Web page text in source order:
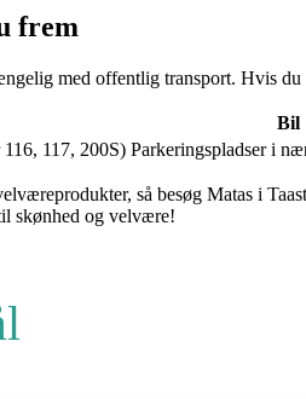
frem
med offentlig transport. Hvis
Bil
117, 200S) Parkeringspladser i
så besøg Matas i
skønhed og velvære!